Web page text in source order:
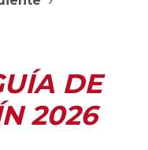
DE
2026